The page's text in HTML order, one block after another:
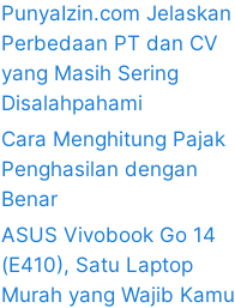
PunyaIzin.com Jelaskan
Perbedaan PT dan CV
yang Masih Sering
Disalahpahami
Cara Menghitung Pajak
Penghasilan dengan
Benar
ASUS Vivobook Go 14
(E410), Satu Laptop
Murah yang Wajib Kamu